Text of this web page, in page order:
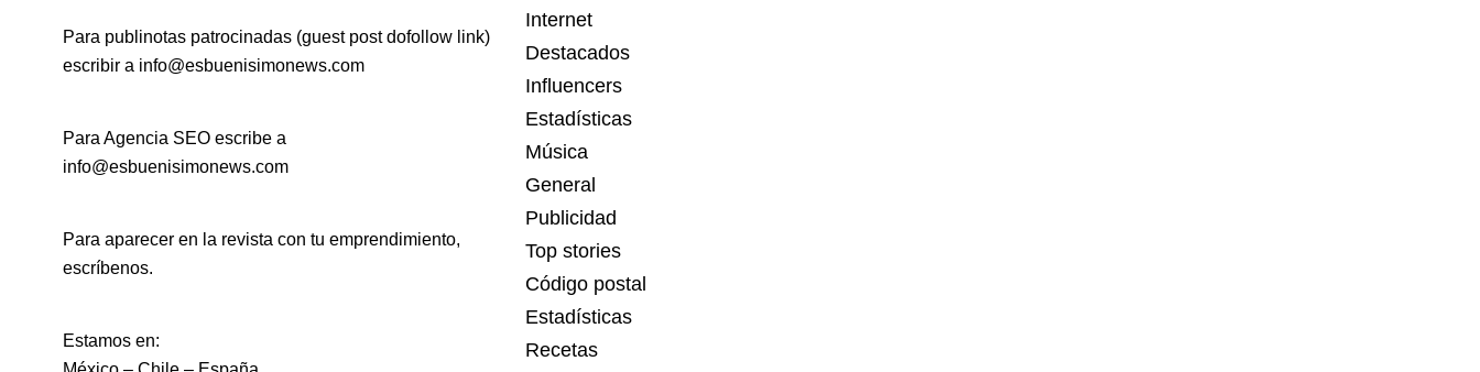
Para publinotas patrocinadas (guest post dofollow link)
escribir a info@esbuenisimonews.com
Para Agencia SEO escribe a
info@esbuenisimonews.com
Para aparecer en la revista con tu emprendimiento,
escríbenos.
Estamos en:
Internet
Destacados
Influencers
Estadísticas
Música
General
Publicidad
Top stories
Código postal
Estadísticas
Recetas